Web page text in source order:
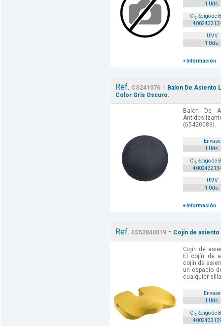
1 Uds.
Cï¿½digo de
UMV
1 Uds.
+ Información
Ref. CS241076- Balon De Asiento
Color Gris Oscuro.
Balon De
(65420089).
Envase
1 Uds.
Cï¿½digo de
UMV
1 Uds.
+ Información
Ref. ES52840019- Cojín de
Cojín de
El cojín de
cojín de
un espacio
cualquier
Envase
1 Uds.
Cï¿½digo de